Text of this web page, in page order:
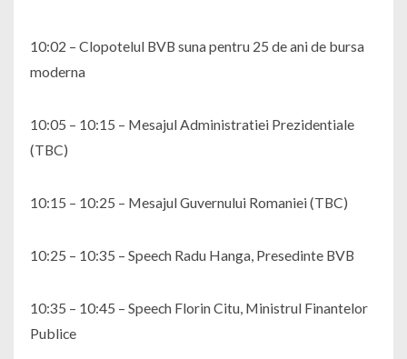
10:02 – Clopotelul BVB suna pentru 25 de ani de bursa
moderna
10:05 – 10:15 – Mesajul Administratiei Prezidentiale
(TBC)
10:15 – 10:25 – Mesajul Guvernului Romaniei (TBC)
10:25 – 10:35 – Speech Radu Hanga, Presedinte BVB
10:35 – 10:45 – Speech Florin Citu, Ministrul Finantelor
Publice